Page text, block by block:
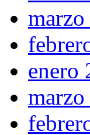
enero